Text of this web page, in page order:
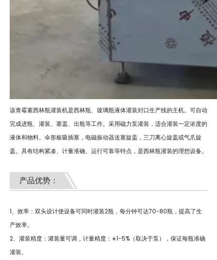
该青霉素西林瓶灌装机是西林瓶、玻璃瓶液体灌装封口生产线的主机。可自动
完成进瓶、灌装、塞盖、出瓶等工作。采用磁力泵灌装，适合灌装一定浓度的
液体和物料。伞形板吸插塞，电磁振动器送塞旋盖，三刀离心旋盖或气爪旋
盖。具有结构紧凑、计量准确、运行可靠等特点，是西林瓶灌装的理想设备。
产品优势：
1、效率：双头设计使设备可同时灌装2瓶，每分钟可达70-80瓶，提高了生
产效率。
2、灌装精度：灌装量可调，计量精度：±1-5%（取决于泵），保证每瓶准确
灌装。